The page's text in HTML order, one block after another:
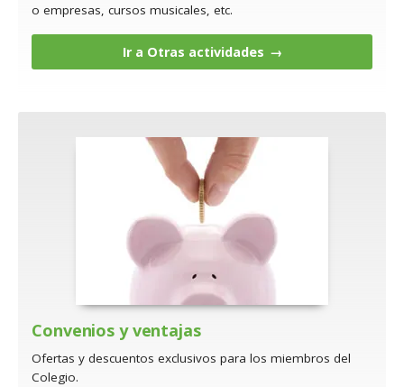
o empresas, cursos musicales, etc.
Ir a Otras actividades
Convenios y ventajas
Ofertas y descuentos exclusivos para los miembros del
Colegio.